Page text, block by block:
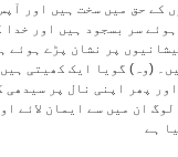
کے حق میں سخت ہیں اور
سر بسجود ہیں اور خدا
پر نشان پڑے ہوئے
(وہ) گویا ایک کھیتی
پھر اپنی نال پر سیدھی
ان میں سے ایمان لائے
ہے